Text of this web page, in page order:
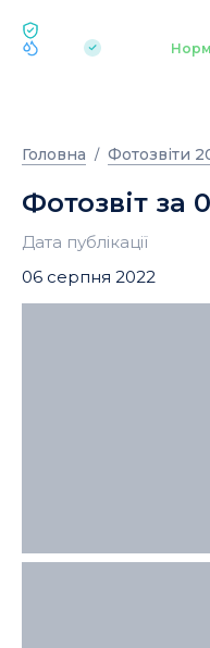
|
Головна Фотозвіти
Фотозвіт за
Дата публікації
06 серпня 2022